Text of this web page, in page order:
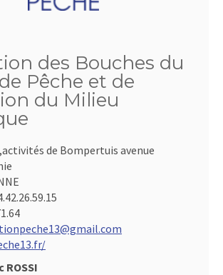
des Bouches du
Pêche et de
du Milieu
de Bompertuis avenue
ROSSI